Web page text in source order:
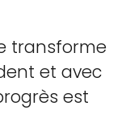
transforme
et avec
est